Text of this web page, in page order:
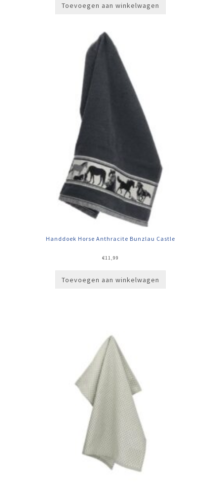
Toevoegen aan winkelwagen
Handdoek Horse Anthracite Bunzlau Castle
€11,99
Toevoegen aan winkelwagen